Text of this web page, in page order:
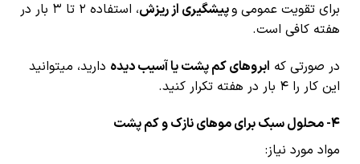
برای تقویت عمومی وپیشگیری از ریزش
، استفاده ۲ تا ۳ بار در
هفته کافی است.
در صورتی که ابروهای کم پشت یا آسیب دیده دارید، میتوانید
این کار را ۴ بار در هفته تکرار کنید.
4- محلول سبک برای موهای نازک و کم پشت
مواد مورد نیاز: